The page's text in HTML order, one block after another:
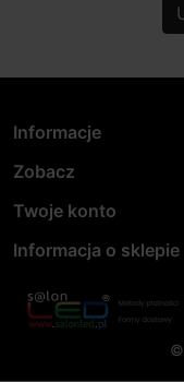
Informacje
Zobacz
Twoje konto
Informacja o sklepie
©